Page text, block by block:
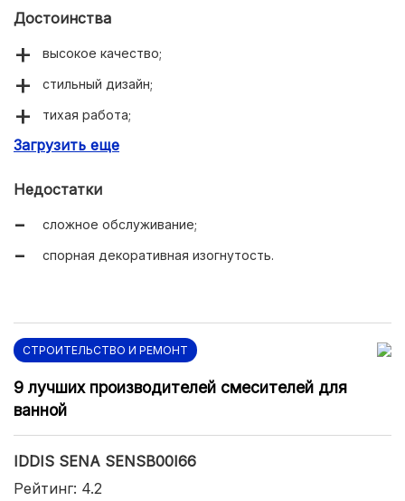
Достоинства
высокое качество;
стильный дизайн;
тихая работа;
демократичная цена.
Загрузить еще
Недостатки
сложное обслуживание;
спорная декоративная изогнутость.
СТРОИТЕЛЬСТВО И РЕМОНТ
9 лучших производителей смесителей для
ванной
IDDIS SENA SENSB00I66
Рейтинг: 4.2